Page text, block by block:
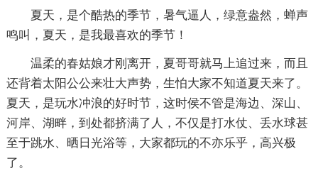
夏天，是个酷热的季节，暑气逼人，绿意盎然，蝉声
鸣叫，夏天，是我最喜欢的季节！
温柔的春姑娘才刚离开，夏哥哥就马上追过来，而且
还背着太阳公公来壮大声势，生怕大家不知道夏天来了。
夏天，是玩水冲浪的好时节，这时侯不管是海边、深山、
河岸、湖畔，到处都挤满了人，不仅是打水仗、丢水球甚
至于跳水、晒日光浴等，大家都玩的不亦乐乎，高兴极
了。